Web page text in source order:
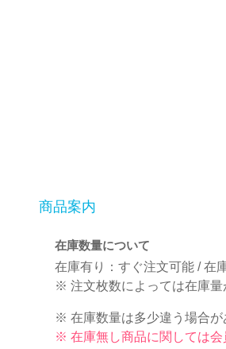
商品案内
在庫数量について
在庫有り：すぐ注文可能 / 在
※ 注文枚数によっては在庫
※ 在庫数量は多少違う場合が
※ 在庫無し商品に関しては